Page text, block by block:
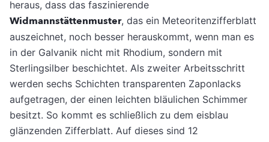
heraus, dass das faszinierende
Widmannstättenmuster, das ein Meteoritenzifferblatt
auszeichnet, noch besser herauskommt, wenn man es
in der Galvanik nicht mit Rhodium, sondern mit
Sterlingsilber beschichtet. Als zweiter Arbeitsschritt
werden sechs Schichten transparenten Zaponlacks
aufgetragen, der einen leichten bläulichen Schimmer
besitzt. So kommt es schließlich zu dem eisblau
glänzenden Zifferblatt. Auf dieses sind 12